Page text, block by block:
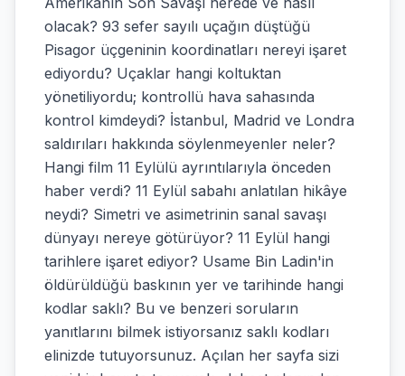
olacak? 93 sefer sayılı uçağın düştüğü
Pisagor üçgeninin koordinatları nereyi işaret
ediyordu? Uçaklar hangi koltuktan
yönetiliyordu; kontrollü hava sahasında
kontrol kimdeydi? İstanbul, Madrid ve Londra
saldırıları hakkında söylenmeyenler neler?
Hangi film 11 Eylülü ayrıntılarıyla önceden
haber verdi? 11 Eylül sabahı anlatılan hikâye
neydi? Simetri ve asimetrinin sanal savaşı
dünyayı nereye götürüyor? 11 Eylül hangi
tarihlere işaret ediyor? Usame Bin Ladin'in
öldürüldüğü baskının yer ve tarihinde hangi
kodlar saklı? Bu ve benzeri soruların
yanıtlarını bilmek istiyorsanız saklı kodları
elinizde tutuyorsunuz. Açılan her sayfa sizi